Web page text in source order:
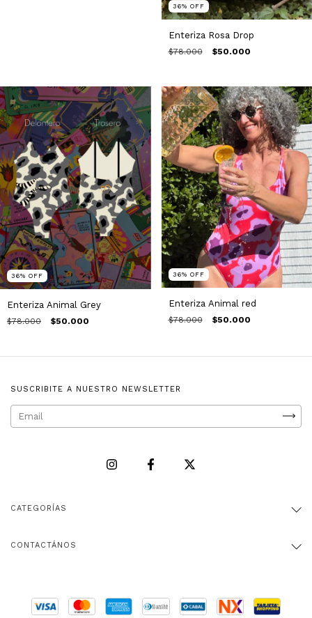
36% OFF
Enteriza Rosa Drop
$78.000 $50.000
36% OFF
Enteriza Animal Grey
$78.000 $50.000
36% OFF
Enteriza Animal red
$78.000 $50.000
SUSCRIBITE A NUESTRO NEWSLETTER
CATEGORÍAS
CONTACTÁNOS